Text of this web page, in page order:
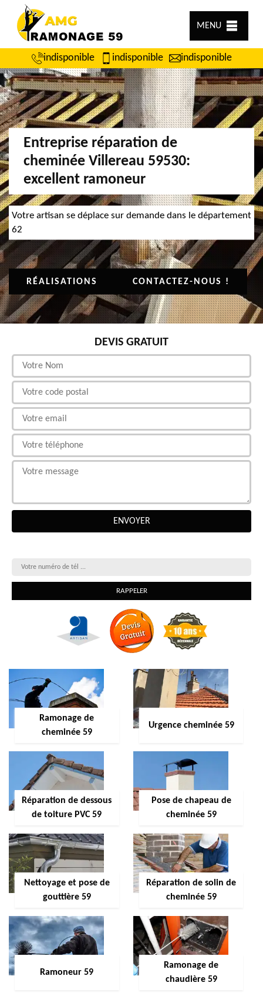
MENU
indisponible indisponible indisponible
Entreprise réparation de
cheminée Villereau 59530:
excellent ramoneur
Votre artisan se déplace sur demande dans le département
62
RÉALISATIONS CONTACTEZ-NOUS !
DEVIS GRATUIT
Ramonage de
cheminée 59
Urgence cheminée 59
Réparation de dessous
de toiture PVC 59
Pose de chapeau de
cheminée 59
Nettoyage et pose de
gouttière 59
Réparation de solin de
cheminée 59
Ramoneur 59
Ramonage de
chaudière 59